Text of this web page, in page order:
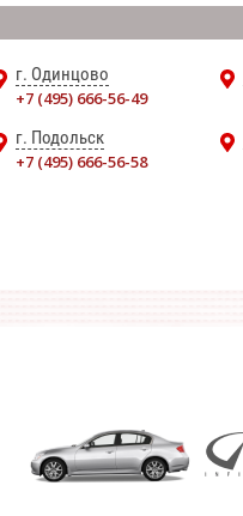
г. Одинцово
+7 (495) 666-56-49
г. Подольск
+7 (495) 666-56-58